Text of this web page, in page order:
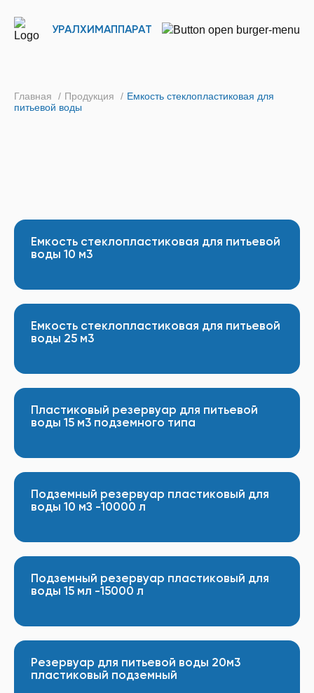
УРАЛХИМАППАРАТ
Главная / Продукция / Емкость стеклопластиковая для
питьевой воды
Емкость стеклопластиковая для питьевой
воды 10 м3
Емкость стеклопластиковая для питьевой
воды 25 м3
Пластиковый резервуар для питьевой
воды 15 м3 подземного типа
Подземный резервуар пластиковый для
воды 10 мЗ -10000 л
Подземный резервуар пластиковый для
воды 15 мл -15000 л
Резервуар для питьевой воды 20м3
пластиковый подземный